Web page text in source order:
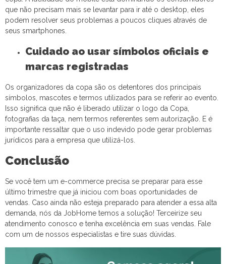
que não precisam mais se levantar para ir até o desktop, eles
podem resolver seus problemas a poucos cliques através de
seus smartphones.
Cuidado ao usar símbolos oficiais e
marcas registradas
Os organizadores da copa são os detentores dos principais
símbolos, mascotes e termos utilizados para se referir ao evento.
Isso significa que não é liberado utilizar o logo da Copa,
fotografias da taça, nem termos referentes sem autorização. E é
importante ressaltar que o uso indevido pode gerar problemas
jurídicos para a empresa que utilizá-los.
Conclusão
Se você tem um e-commerce precisa se preparar para esse
último trimestre que já iniciou com boas oportunidades de
vendas. Caso ainda não esteja preparado para atender a essa alta
demanda, nós da JobHome temos a solução! Terceirize seu
atendimento conosco e tenha excelência em suas vendas. Fale
com um de nossos especialistas e tire suas dúvidas.